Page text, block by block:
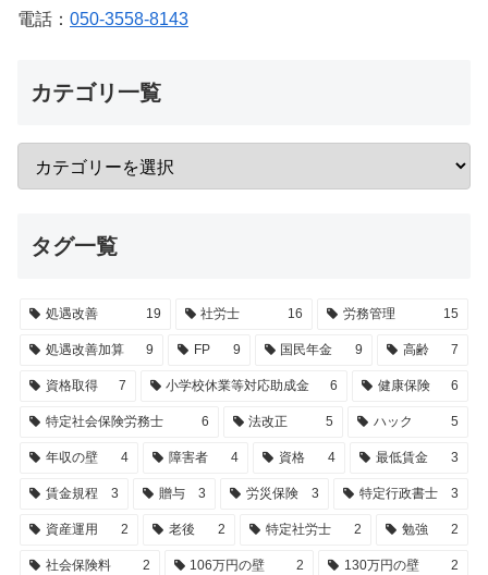
電話： 050-3558-8143
カテゴリ一覧
タグ一覧
処遇改善 19 社労士 16 労務管理 15
処遇改善加算 9 FP 9 国民年金 9 高齢 7
資格取得 7 小学校休業等対応助成金 6 健康保険 6
特定社会保険労務士 6 法改正 5 ハック 5
年収の壁 4 障害者 4 資格 4 最低賃金 3
賃金規程 3 贈与 3 労災保険 3 特定行政書士 3
資産運用 2 老後 2 特定社労士 2 勉強 2
社会保険料 2 106万円の壁 2 130万円の壁 2